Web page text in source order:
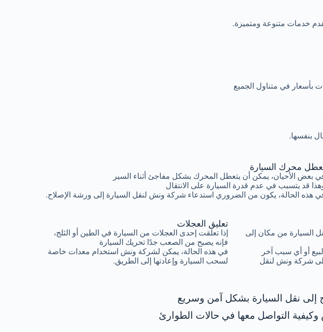
خدمات متنوعة ومتميزة.
بأسعار في متناول الجميع
بنفسها.
محرك السيارة
بعض الأحيان، يمكن أن يتعطل المحرك بشكل مفاجئ أثناء السير
قد يتسبب في عدم قدرة السيارة على الانتقال
هذه الحالة، يكون من الضروري استدعاء شركة ونش لنقل السيارة إلى ورشة الإصلاح.
تعليق العجلات
إذا تعلقت إحدى العجلات من السيارة في الطين أو الثلج،
فإنه يصبح من الصعب جدًا تحريك السيارة
في هذه الحالة، يمكن لشركة ونش استخدام معدات خاصة
لسحب السيارة وإعادتها إلى الطريق.
السيارة من مكان إلى
أو أي سبب آخر
على شركة ونش لنقل
إلى نقل السيارة بشكل آمن وسريع
التواصل معها في حالات الطوارئ